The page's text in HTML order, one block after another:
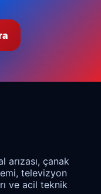
arızası, çanak
televizyon
ve acil teknik